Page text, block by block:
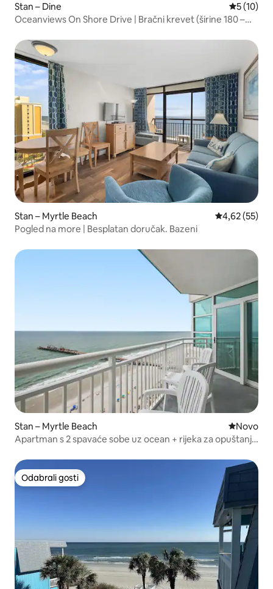
Stan – Dine Prosječna
5 (10)
Oceanviews On Shore Drive | Bračni krevet (širine 180 –
Stan – Myrtle Beach Prosječna
4,62 (55)
Pogled na more | Besplatan doručak. Bazeni
Stan – Myrtle Beach Novi
Novo
Apartman s 2 spavaće sobe uz ocean + rijeka za opuštanje
Odabrali gosti
Odabrali gosti